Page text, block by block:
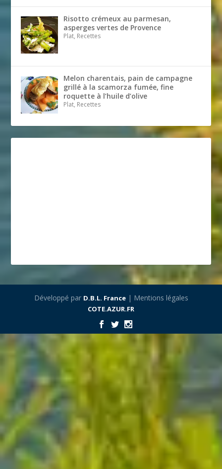
Risotto crémeux au parmesan,
asperges vertes de Provence
Plat, Recettes
Melon charentais, pain de campagne
grillé à la scamorza fumée, fine
roquette à l’huile d’olive
Plat, Recettes
Développé par D.B.L. France| Mentions légales
COTE.AZUR.FR